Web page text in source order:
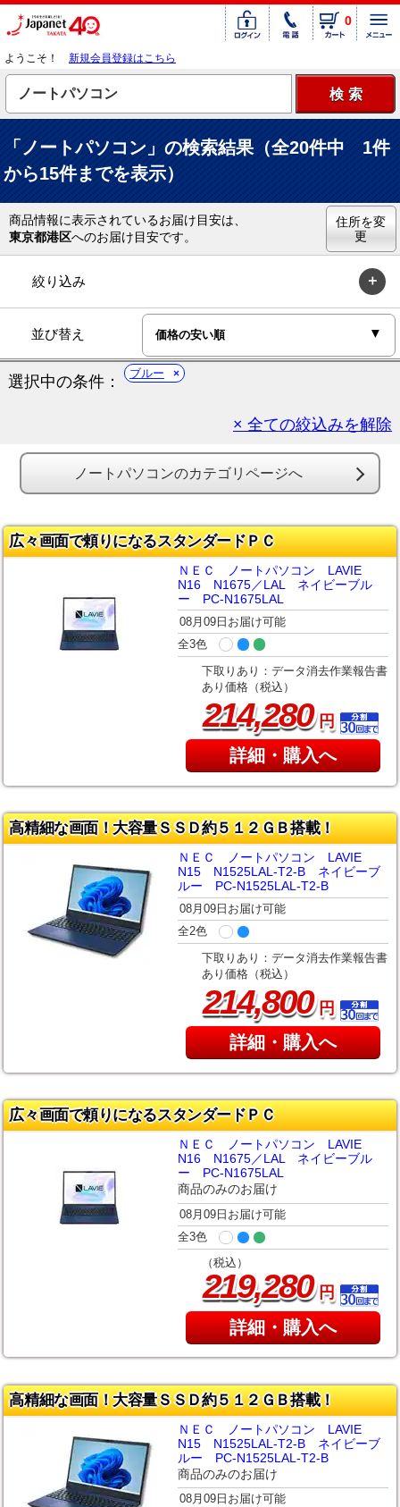
0
ようこそ！ 新規会員登録はこちら
「ノートパソコン」の検索結果（全20件中 1件
から15件までを表示）
商品情報に表示されているお届け目安は、
東京都港区へのお届け目安です。
住所を変
更
絞り込み
並び替え
選択中の条件： ブルー
× 全ての絞込みを解除
ノートパソコンのカテゴリページへ
広々画面で頼りになるスタンダードＰＣ
ＮＥＣ ノートパソコン LAVIE
N16 N1675／LAL ネイビーブル
ー PC-N1675LAL
08月09日お届け可能
全3色
下取りあり：データ消去作業報告書
あり価格（税込）
214,280円
詳細・購入へ
高精細な画面！大容量ＳＳＤ約５１２ＧＢ搭載！
ＮＥＣ ノートパソコン LAVIE
N15 N1525LAL-T2-B ネイビーブ
ルー PC-N1525LAL-T2-B
08月09日お届け可能
全2色
下取りあり：データ消去作業報告書
あり価格（税込）
214,800円
詳細・購入へ
広々画面で頼りになるスタンダードＰＣ
ＮＥＣ ノートパソコン LAVIE
N16 N1675／LAL ネイビーブル
ー PC-N1675LAL
商品のみのお届け
08月09日お届け可能
全3色
（税込）
219,280円
詳細・購入へ
高精細な画面！大容量ＳＳＤ約５１２ＧＢ搭載！
ＮＥＣ ノートパソコン LAVIE
N15 N1525LAL-T2-B ネイビーブ
ルー PC-N1525LAL-T2-B
商品のみのお届け
08月09日お届け可能